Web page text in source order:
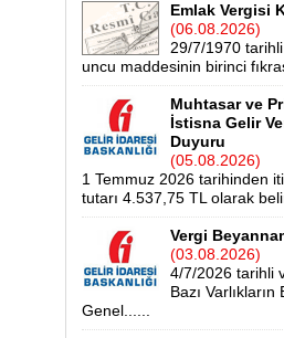
Emlak Vergisi
(06.08.2026)
29/7/1970
uncu maddesinin birinci
Muhtasar ve
İstisna Gelir
Duyuru
(05.08.2026)
1 Temmuz 2026 tarihinden
tutarı 4.537,75 TL olarak
Vergi
(03.08.2026)
4/7/2026 tarihli
Bazı
Genel......